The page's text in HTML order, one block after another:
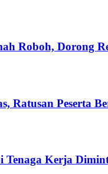
Roboh, Dorong
Ratusan Peserta
Kerja